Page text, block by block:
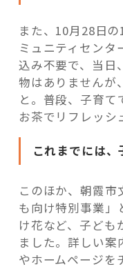
また、10月28日
ミュニティセンタ
込み不要で、当
物はありませんが
と。普段、子育て
お茶でリフレッシ
これまでには
このほか、朝霞
も向け特別事業」
け花など、子ども
ました。詳しい案
やホームページ